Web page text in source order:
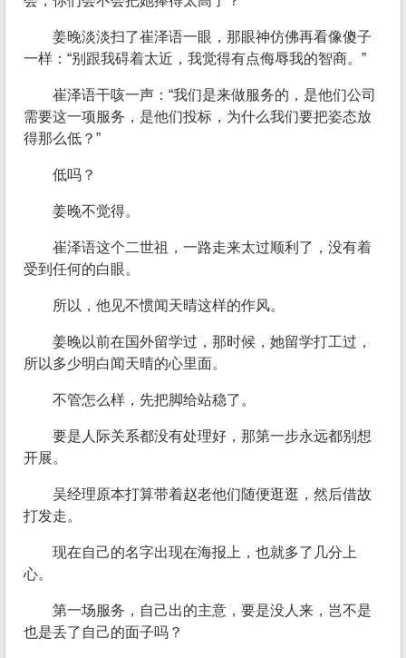
姜晚淡淡扫了崔泽语一眼，那眼神仿佛再看像傻子
一样：“别跟我碍着太近，我觉得有点侮辱我的智商。”
崔泽语干咳一声：“我们是来做服务的，是他们公司
需要这一项服务，是他们投标，为什么我们要把姿态放
得那么低？”
低吗？
姜晚不觉得。
崔泽语这个二世祖，一路走来太过顺利了，没有着
受到任何的白眼。
所以，他见不惯闻天晴这样的作风。
姜晚以前在国外留学过，那时候，她留学打工过，
所以多少明白闻天晴的心里面。
不管怎么样，先把脚给站稳了。
要是人际关系都没有处理好，那第一步永远都别想
开展。
吴经理原本打算带着赵老他们随便逛逛，然后借故
打发走。
现在自己的名字出现在海报上，也就多了几分上
心。
第一场服务，自己出的主意，要是没人来，岂不是
也是丢了自己的面子吗？